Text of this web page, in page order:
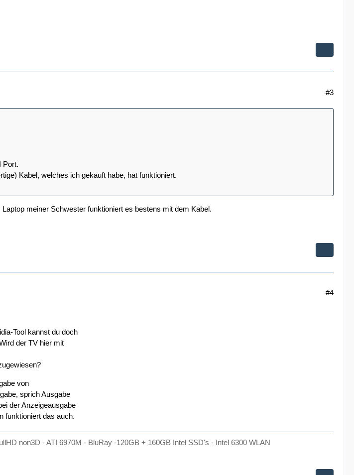
#3
Port.
Kabel, welches ich gekauft habe, hat funktioniert.
meiner Schwester funktioniert es bestens mit dem Kabel.
#4
Tool kannst du doch
der TV hier mit
von
sprich Ausgabe
der Anzeigeausgabe
funktioniert das auch.
non3D - ATI 6970M - BluRay -120GB + 160GB Intel SSD's - Intel 6300 WLAN